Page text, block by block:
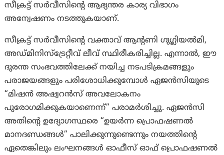
സീക്രട്ട് സർവീസിൻ്റെ ആഭ്യന്തര കാര്യ വിഭാഗം
അന്വേഷണം നടത്തുകയാണ്.
സീക്രട്ട് സർവീസിൻ്റെ വക്താവ് ആൻ്റണി ഗുഗ്ലിയൽമി,
അഡ്മിനിസ്ട്രേറ്റീവ് ലീവ് സ്ഥിരീകരിച്ചില്ല. എന്നാൽ, ഈ
ദുരന്ത സംഭവത്തിലേക്ക് നയിച്ച നടപടിക്രമങ്ങളും
പരാജയങ്ങളും പരിശോധിക്കുമ്പോൾ ഏജൻസിയുടെ
“മിഷൻ അഷ്വറൻസ് അവലോകനം
പുരോഗമിക്കുകയാണെന്ന്” പരാമർശിച്ചു. ഏജൻസി
അതിൻ്റെ ഉദ്യോഗസ്ഥരെ “ഉയർന്ന പ്രൊഫഷണൽ
മാനദണ്ഡങ്ങൾ” പാലിക്കുന്നുണ്ടെന്നും നയത്തിൻ്റെ
ഏതെങ്കിലും ലംഘനങ്ങൾ ഓഫീസ് ഓഫ് പ്രൊഫഷണൽ